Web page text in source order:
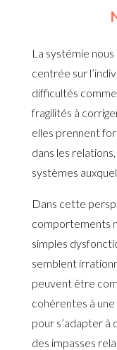
La systémie
centrée sur
difficultés
fragilités à
elles prennent
dans les
systèmes
Dans cette
comportements
simples
semblent
peuvent être
cohérentes à
pour s’adapter à
des impasses